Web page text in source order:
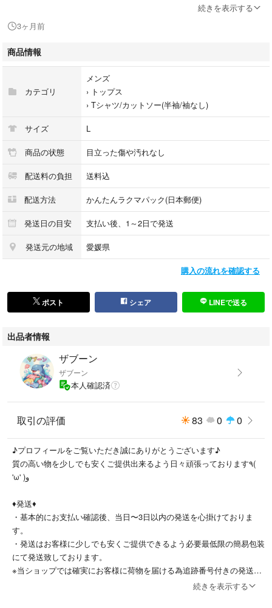
・部屋着
・ルームウェア
・パジャマ
・Lサイズ(JP)※表記無しの為目安
XS(US)→S(日本)
M(US)→L(JP)
XL(US)→XL(JP)
※ブランド・商品・デザインによって大きな差異がある場合がありますの
で平置き寸法表をご参照下さい。
※素人採寸の為多少の誤差はご了承下さい。
◆カラー:ブラック
※色はあくまで目安程度ですがカラーコードと照らし合わせて表記してお
【状態】
・目立った傷、汚れ等無く比較的綺麗な状態かと思います。
一部小さな穴空きがあります、ご確認下さい。
【発送方法】
・コストを抑えて格安にてご提供させていただく為、簡易包装での発送に
なります。
※厚手の商品につきましては圧縮してゆうパケットポストにて発送します
【注意事項】
・古着はクリーニングして出品しております。
・できる限り現物に近づけた色合いにしておりますがモニター環境によ
り、実際の商品の色や素材感が若干異なって見える場合があります。
・中古品の特性上完璧を求める方のご購入はご遠慮下さい。
・中古品、ヴィンテージにご理解のある方のみお願いします。
・評価後は対応出来なくなってしまいますので、何かございましたら評価
前にご連絡ください。
・その他気になる点がございましたら、お気軽にご質問をお願い致しま
続きを表示する
3ヶ月前
商品情報
カテゴリ
メンズ
› トップス
› Tシャツ/カットソー(半袖/袖なし)
サイズ L
商品の状態 目立った傷や汚れなし
配送料の負担 送料込
配送方法 かんたんラクマパック(日本郵便)
発送日の目安 支払い後、1～2日で発送
発送元の地域 愛媛県
購入の流れを確認する
ポスト シェア LINEで送る
出品者情報
ザブーン
ザブーン
本人確認済
取引の評価 83 0 0
♪プロフィールをご覧いただき誠にありがとうございます♪
質の高い物を少しでも安くご提供出来るよう日々頑張っております٩(
'ω' )و
♦︎発送♦︎
・基本的にお支払い確認後、当日〜3日以内の発送を心掛けておりま
す。
・発送はお客様に少しでも安くご提供できるよう必要最低限の簡易包装
にて発送致しております。
※当ショップでは確実にお客様に荷物を届ける為追跡番号付きの発送以
続きを表示する